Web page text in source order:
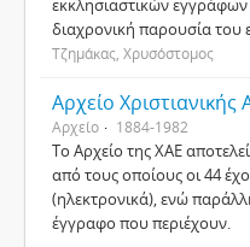
εκκλησιαστικών
διαχρονική παρουσία του
Τζημάκας, Χρυσόστομος
Αρχείο Χριστιανικής
Αρχείο 1884-1982
Το Αρχείο της ΧΑΕ
από τους οποίους οι 44
(ηλεκτρονικά), ενώ
έγγραφο που περιέχουν.